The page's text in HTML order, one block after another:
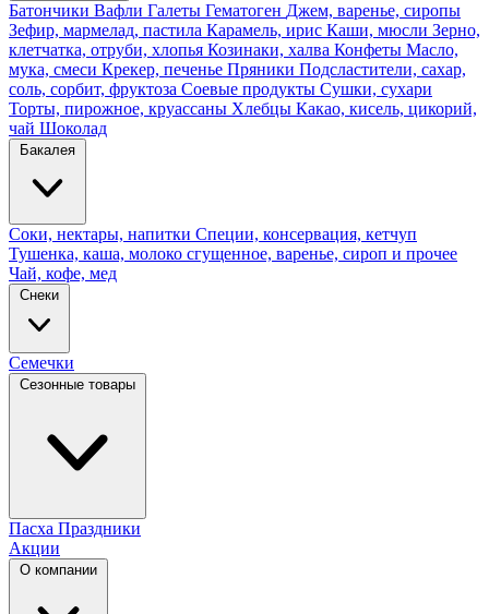
Батончики Вафли Галеты Гематоген Джем, варенье, сиропы
Зефир, мармелад, пастила Карамель, ирис Каши, мюсли Зерно,
клетчатка, отруби, хлопья Козинаки, халва Конфеты Масло,
мука, смеси Крекер, печенье Пряники Подсластители, сахар,
соль, сорбит, фруктоза Соевые продукты Сушки, сухари
Торты, пирожное, круассаны Хлебцы Какао, кисель, цикорий,
чай Шоколад
Бакалея
Соки, нектары, напитки Специи, консервация, кетчуп
Тушенка, каша, молоко сгущенное, варенье, сироп и прочее
Чай, кофе, мед
Снеки
Семечки
Сезонные товары
Пасха Праздники
Акции
О компании